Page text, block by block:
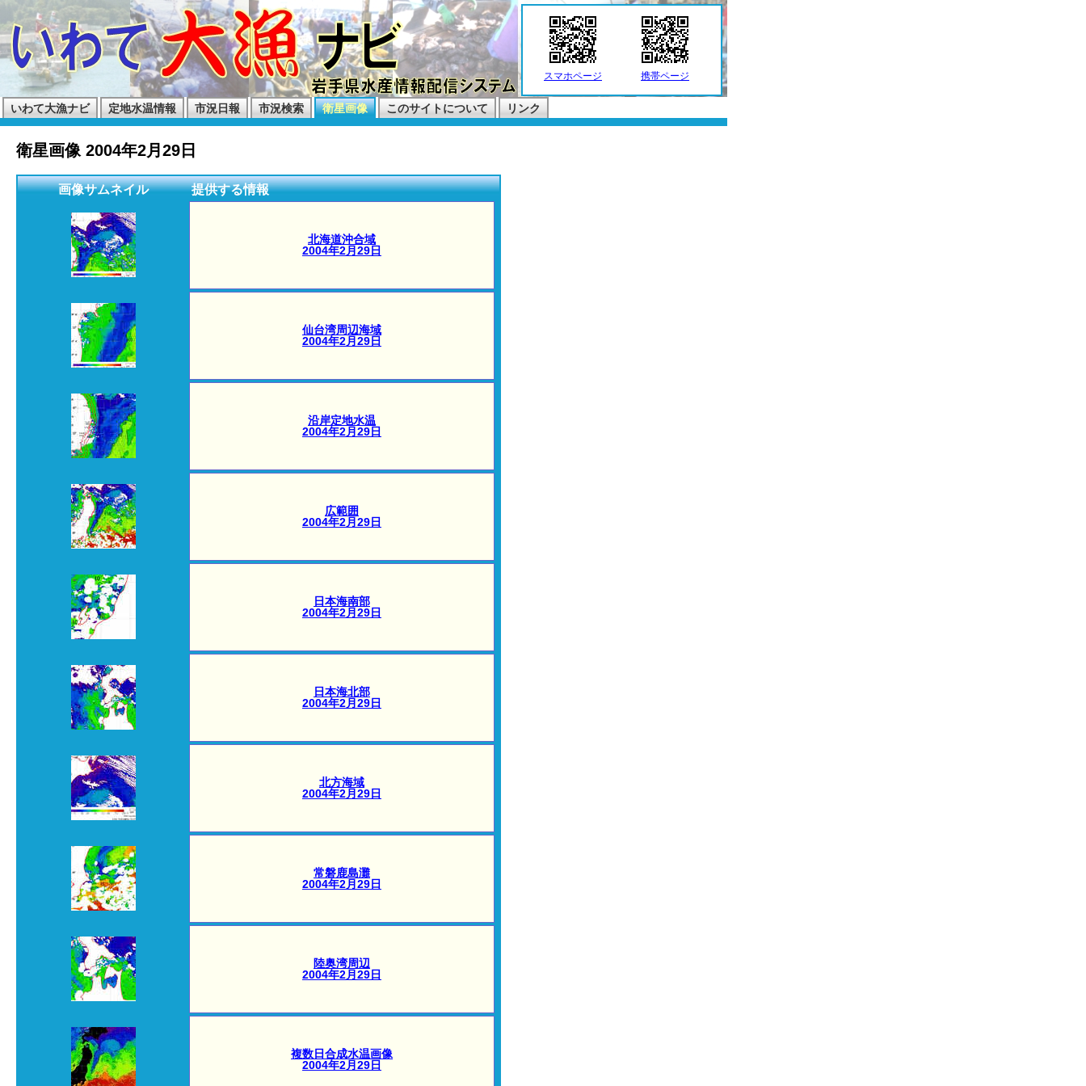
スマホページ 携帯ページ
いわて大漁ナビ 定地水温情報 市況日報 市況検索 衛星画像 このサイトについて リンク
衛星画像 2004年2月29日
画像サムネイル 提供する情報
北海道沖合域
2004年2月29日
仙台湾周辺海域
2004年2月29日
沿岸定地水温
2004年2月29日
広範囲
2004年2月29日
日本海南部
2004年2月29日
日本海北部
2004年2月29日
北方海域
2004年2月29日
常磐鹿島灘
2004年2月29日
陸奥湾周辺
2004年2月29日
複数日合成水温画像
2004年2月29日